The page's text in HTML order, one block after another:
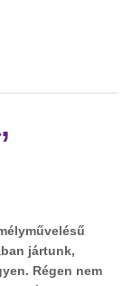
jártunk,
Régen nem